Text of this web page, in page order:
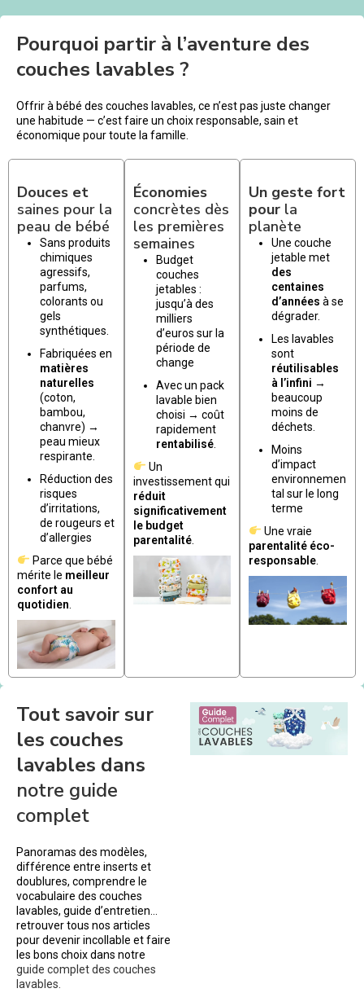
Pourquoi partir à l’aventure des
couches lavables ?
Offrir à bébé des couches lavables, ce n’est pas juste changer
une habitude — c’est faire un choix responsable, sain et
économique pour toute la famille.
Douces et
saines pour la
peau de bébé
Sans produits
chimiques
agressifs,
parfums,
colorants ou
gels
synthétiques.
Fabriquées en
matières
naturelles
(coton,
bambou,
chanvre) →
peau mieux
respirante.
Réduction des
risques
d’irritations,
de rougeurs et
d’allergies
Parce que bébé
mérite le meilleur
confort au
quotidien
Économies
concrètes dès
les premières
semaines
Budget
couches
jetables :
jusqu’à des
milliers
d’euros sur la
période de
change
Avec un pack
lavable bien
choisi → coût
rapidement
rentabilisé.
Un
investissement qui
réduit
significativement
le budget
parentalité.
Un geste fort
pour la
planète
Une couche
jetable met
des
centaines
d’années à se
dégrader.
Les lavables
sont
réutilisables
à l’infini →
beaucoup
moins de
déchets.
Moins
d’impact
environnemen
tal sur le long
terme
Une vraie
parentalité éco-
responsable
Tout savoir sur
les couches
lavables dans
notre guide
complet
Panoramas des modèles,
différence entre inserts et
doublures, comprendre le
vocabulaire des couches
lavables, guide d’entretien…
retrouver tous nos articles
pour devenir incollable et faire
les bons choix dans notre
guide complet des couches
lavables.